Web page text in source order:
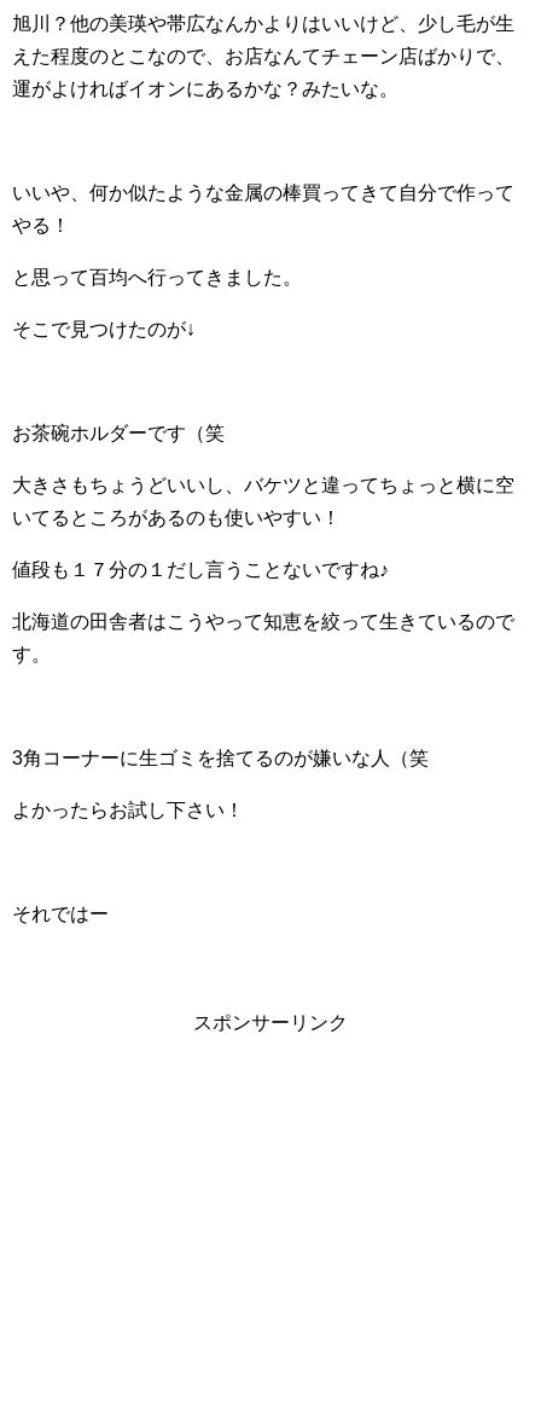
旭川？他の美瑛や帯広なんかよりはいいけど、少し毛が生
えた程度のとこなので、お店なんてチェーン店ばかりで、
運がよければイオンにあるかな？みたいな。
いいや、何か似たような金属の棒買ってきて自分で作って
やる！
と思って百均へ行ってきました。
そこで見つけたのが↓
お茶碗ホルダーです（笑
大きさもちょうどいいし、バケツと違ってちょっと横に空
いてるところがあるのも使いやすい！
値段も１７分の１だし言うことないですね♪
北海道の田舎者はこうやって知恵を絞って生きているので
す。
3角コーナーに生ゴミを捨てるのが嫌いな人（笑
よかったらお試し下さい！
それではー
スポンサーリンク